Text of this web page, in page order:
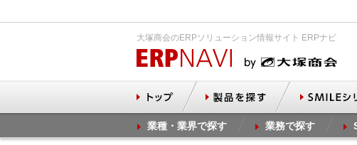
大塚商会のERPソリューション情報サイト ERPナビ
業種・業界で探す 業務で探す